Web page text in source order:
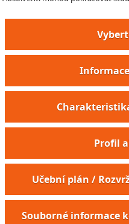
Profil
Učební plán /
Souborné informace
Technolog lisovny